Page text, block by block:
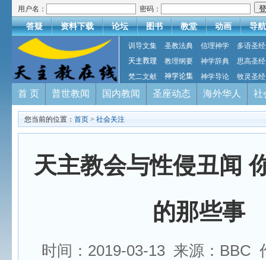
用户名： 密码：
答疑 资料下载 论坛 图书 教堂 动画 导航
训导文集 圣教法典 信理神学
多语圣经
天主教理
教理纲要 神学辞典
思高圣经
梵二文献
神学论集 神学导论 牧灵圣经
首 页 普世教闻 国内教闻 圣座动态 海外华人 社
您当前的位置： 首页 > 社会关注
天主教会与性侵丑闻
的那些事
时间：2019-03-13 来源：BBC